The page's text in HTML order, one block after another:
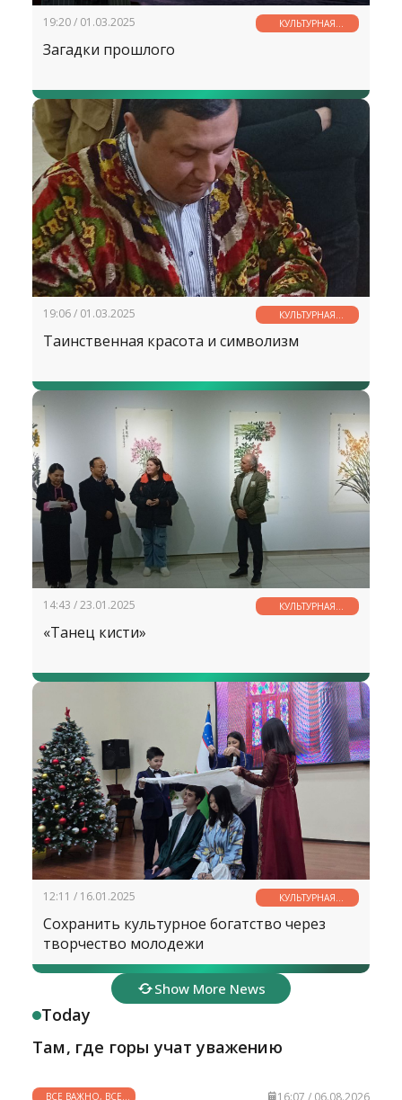
19:20 / 01.03.2025
КУЛЬТУРНАЯ
СТРАНИЧКА
Загадки прошлого
19:06 / 01.03.2025
КУЛЬТУРНАЯ
СТРАНИЧКА
Таинственная красота и символизм
14:43 / 23.01.2025
КУЛЬТУРНАЯ
СТРАНИЧКА
«Танец кисти»
12:11 / 16.01.2025
КУЛЬТУРНАЯ
СТРАНИЧКА
Сохранить культурное богатство через
творчество молодежи
Show More News
Today
Там, где горы учат уважению
ВСЕ ВАЖНО, ВСЕ 16:07 / 06.08.2026